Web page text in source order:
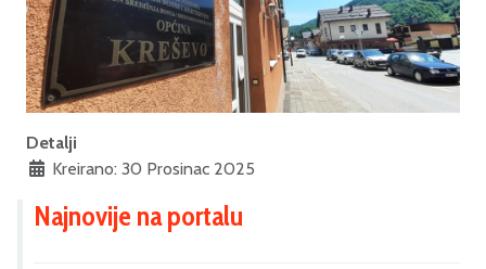
Detalji
Kreirano: 30 Prosinac 2025
Najnovije na portalu